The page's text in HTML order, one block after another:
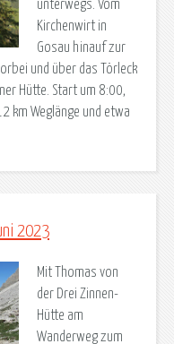
unterwegs. Vom
Kirchenwirt in
Gosau hinauf zur
und über das Törleck
Hütte. Start um 8:00,
km Weglänge und etwa
2023
Mit Thomas von
der Drei Zinnen-
Hütte am
Wanderweg zum